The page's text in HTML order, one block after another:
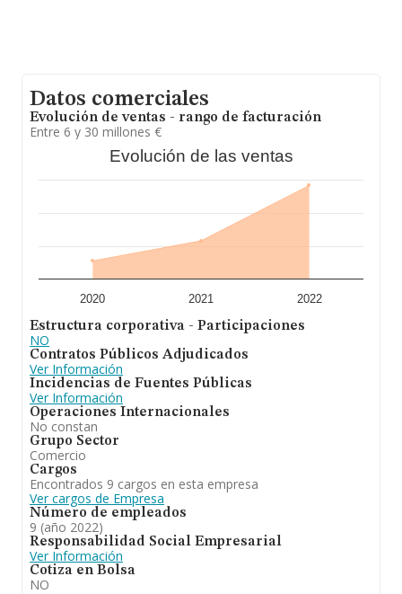
Datos comerciales
Evolución de ventas - rango de facturación
Entre 6 y 30 millones €
Evolución de las ventas
2020 2021 2022
Estructura corporativa - Participaciones
NO
Contratos Públicos Adjudicados
Ver Información
Incidencias de Fuentes Públicas
Ver Información
Operaciones Internacionales
No constan
Grupo Sector
Comercio
Cargos
Encontrados 9 cargos en esta empresa
Ver cargos de Empresa
Número de empleados
9 (año 2022)
Responsabilidad Social Empresarial
Ver Información
Cotiza en Bolsa
NO